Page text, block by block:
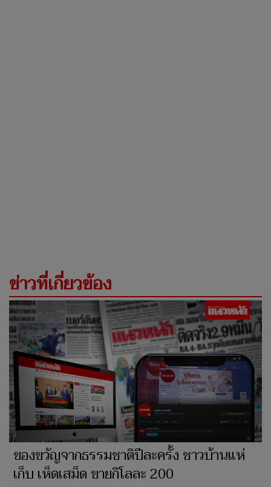
ข่าวที่เกี่ยวข้อง
ของขวัญจากธรรมชาติปีละครั้ง ชาวบ้านแห่
เก็บ เห็ดเสม็ด ขายกิโลละ 200